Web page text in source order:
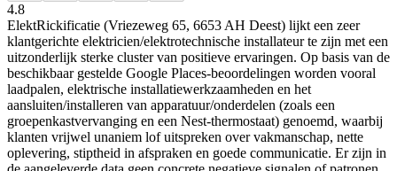
4.8
ElektRickificatie (Vriezeweg 65, 6653 AH Deest) lijkt een zeer
klantgerichte elektricien/elektrotechnische installateur te zijn met een
uitzonderlijk sterke cluster van positieve ervaringen. Op basis van de
beschikbaar gestelde Google Places-beoordelingen worden vooral
laadpalen, elektrische installatiewerkzaamheden en het
aansluiten/installeren van apparatuur/onderdelen (zoals een
groepenkastvervanging en een Nest-thermostaat) genoemd, waarbij
klanten vrijwel unaniem lof uitspreken over vakmanschap, nette
oplevering, stiptheid in afspraken en goede communicatie. Er zijn in